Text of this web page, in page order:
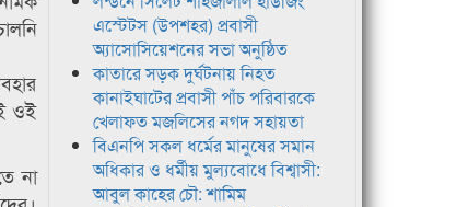
ওই
না
এস্টেটস (উপশহর) প্রবাসী
অ্যাসোসিয়েশনের সভা অনুষ্ঠিত
কাতারে সড়ক দুর্ঘটনায় নিহত
কানাইঘাটের প্রবাসী পাঁচ পরিবারকে
খেলাফত মজলিসের নগদ সহায়তা
বিএনপি সকল ধর্মের মানুষের সমান
অধিকার ও ধর্মীয় মুল্যবোধে বিশ্বাসী:
আবুল কাহের চৌ: শামিম